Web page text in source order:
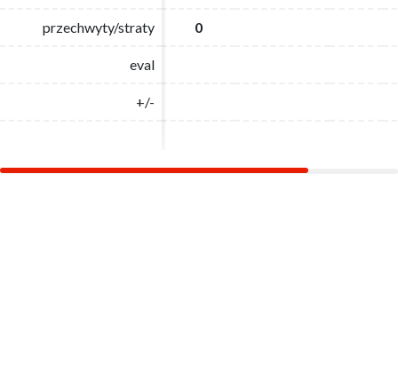
przechwyty/straty 0
eval
+/-
przechwyty/straty 0
eval
+/-